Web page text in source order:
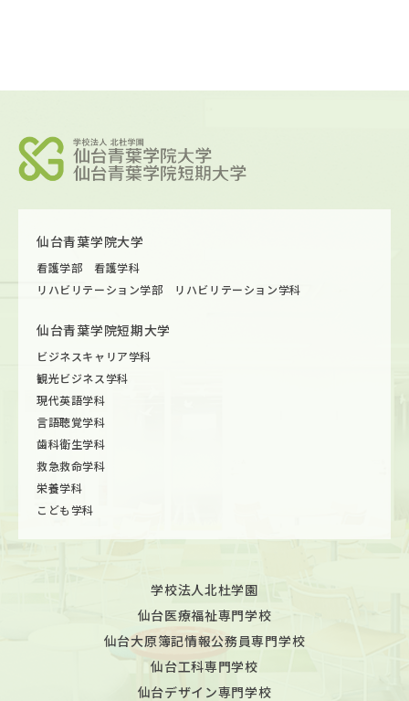
仙台青葉学院大学
看護学部 看護学科
リハビリテーション学部 リハビリテーション学科
仙台青葉学院短期大学
ビジネスキャリア学科
観光ビジネス学科
現代英語学科
言語聴覚学科
歯科衛生学科
救急救命学科
栄養学科
こども学科
学校法人北杜学園
仙台医療福祉専門学校
仙台大原簿記情報公務員専門学校
仙台工科専門学校
仙台デザイン専門学校